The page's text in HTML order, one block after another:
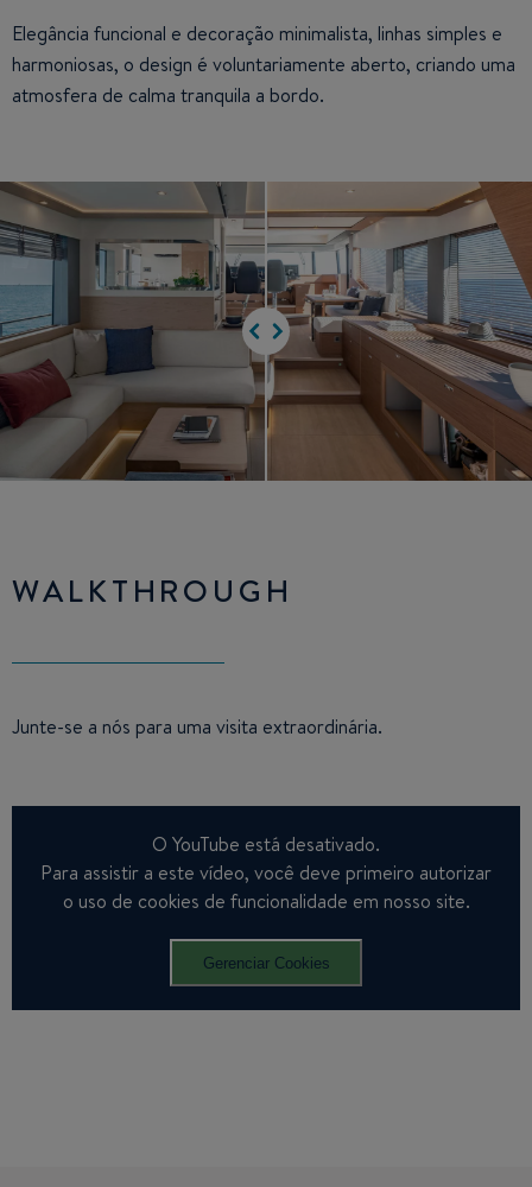
Elegância funcional e decoração minimalista, linhas simples e
harmoniosas, o design é voluntariamente aberto, criando uma
atmosfera de calma tranquila a bordo.
WALKTHROUGH
Junte-se a nós para uma visita extraordinária.
O YouTube está desativado.
Para assistir a este vídeo, você deve primeiro autorizar
o uso de cookies de funcionalidade em nosso site.
Gerenciar Cookies